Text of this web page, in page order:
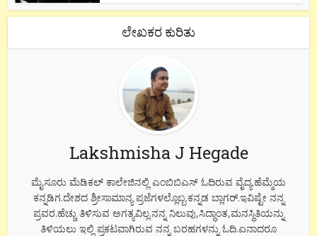
ಲೇಖಕರ ಕುರಿತು
Lakshmisha J Hegade
ಮೈಸೂರು ಮೆಡಿಕಲ್ ಕಾಲೇಜಿನಲ್ಲಿ ಎಂಬಿಬಿಎಸ್ ಓದಿರುವ ವೈದ್ಯ.ಹೆಮ್ಮೆಯ
ಕನ್ನಡಿಗ.ದೇಶದ ಶ್ರೀಸಾಮಾನ್ಯ ಪ್ರಜೆಗಳಲ್ಲೊಬ್ಬ.ಕನ್ನಡ ಬ್ಲಾಗರ್.ಇವಿಷ್ಟೇ ನನ್ನ
ಪ್ರವರ.ಹೆಚ್ಚು ತಿಳಿಸುವ ಅಗತ್ಯವಿಲ್ಲ.ನನ್ನ ನಿಲುವು,ಸಿದ್ಧಾಂತ,ಮನಸ್ಥಿತಿಯನ್ನು
ತಿಳಿಯಲು ಇಲ್ಲಿ ಪ್ರಕಟವಾಗಿರುವ ನನ್ನ ಬರಹಗಳನ್ನು ಓದಿ.ಏನಾದರೂ